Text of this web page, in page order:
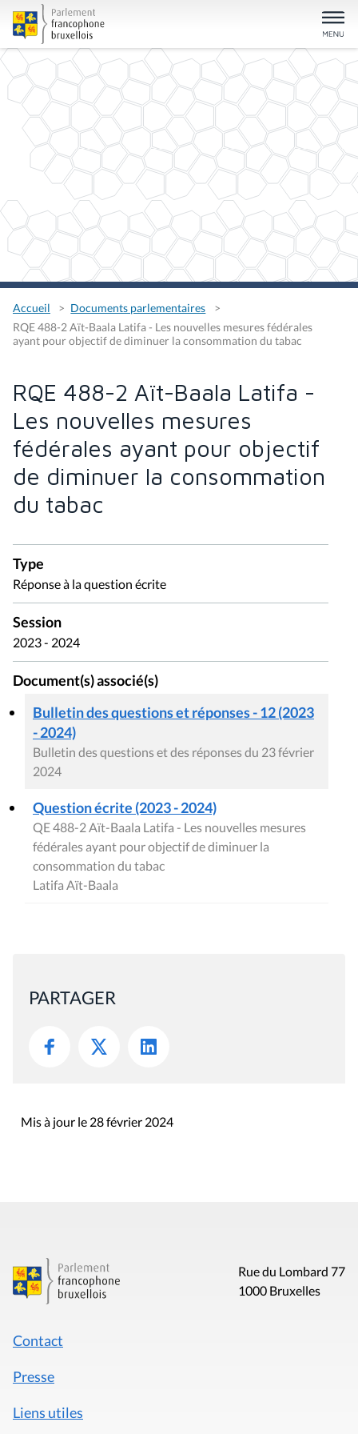
Accueil
Documents parlementaires
RQE 488-2 Aït-Baala Latifa - Les nouvelles mesures fédérales
ayant pour objectif de diminuer la consommation du tabac
RQE 488-2 Aït-Baala Latifa -
Les nouvelles mesures
fédérales ayant pour objectif
de diminuer la consommation
du tabac
Type
Réponse à la question écrite
Session
2023 - 2024
Document(s) associé(s)
Bulletin des questions et réponses - 12 (2023
- 2024)
Bulletin des questions et des réponses du 23 février
2024
Question écrite (2023 - 2024)
QE 488-2 Aït-Baala Latifa - Les nouvelles mesures
fédérales ayant pour objectif de diminuer la
consommation du tabac
Latifa Aït-Baala
PARTAGER
Mis à jour le 28 février 2024
Rue du Lombard 77
1000 Bruxelles
Contact
Presse
Liens utiles